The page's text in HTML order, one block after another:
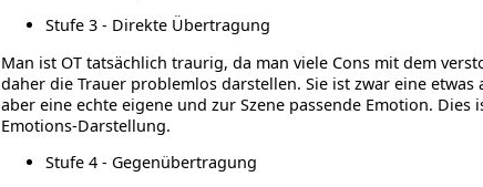
Stufe 3 - Direkte Übertragung
Man ist OT tatsächlich traurig, da man viele Cons mit dem
daher die Trauer problemlos darstellen. Sie ist zwar eine etwas
aber eine echte eigene und zur Szene passende Emotion.
Emotions-Darstellung.
Stufe 4 - Gegenübertragung